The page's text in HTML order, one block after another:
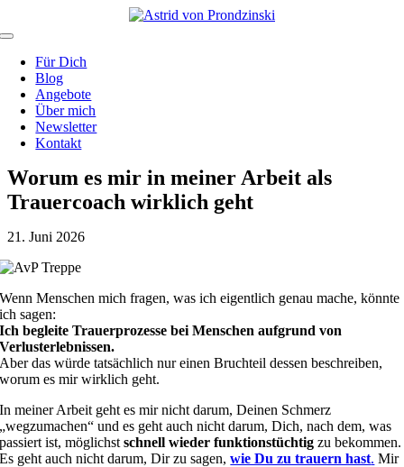
Inhalt
Toggle
NavigationFür Dich
Blog
Angebote
Über mich
Newsletter
Kontakt
Worum es mir in meiner Arbeit als
Trauercoach wirklich geht
21. Juni 2026
Wenn Menschen mich fragen, was ich eigentlich genau mache, könnte
ich sagen:
Ich begleite Trauerprozesse bei Menschen aufgrund von
Verlusterlebnissen.
Aber das würde tatsächlich nur einen Bruchteil dessen beschreiben,
worum es mir wirklich geht.
In meiner Arbeit geht es mir nicht darum, Deinen Schmerz
„wegzumachen“ und es geht auch nicht darum, Dich, nach dem, was
passiert ist, möglichstschnell wieder funktionstüchtig zu bekommen.
Es geht auch nicht darum, Dir zu sagen,wie Du zu trauern hast. Mir